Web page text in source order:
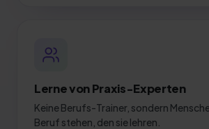
Lerne von Praxis-Experten
Keine Berufs-Trainer, sondern
Beruf stehen, den sie lehren.